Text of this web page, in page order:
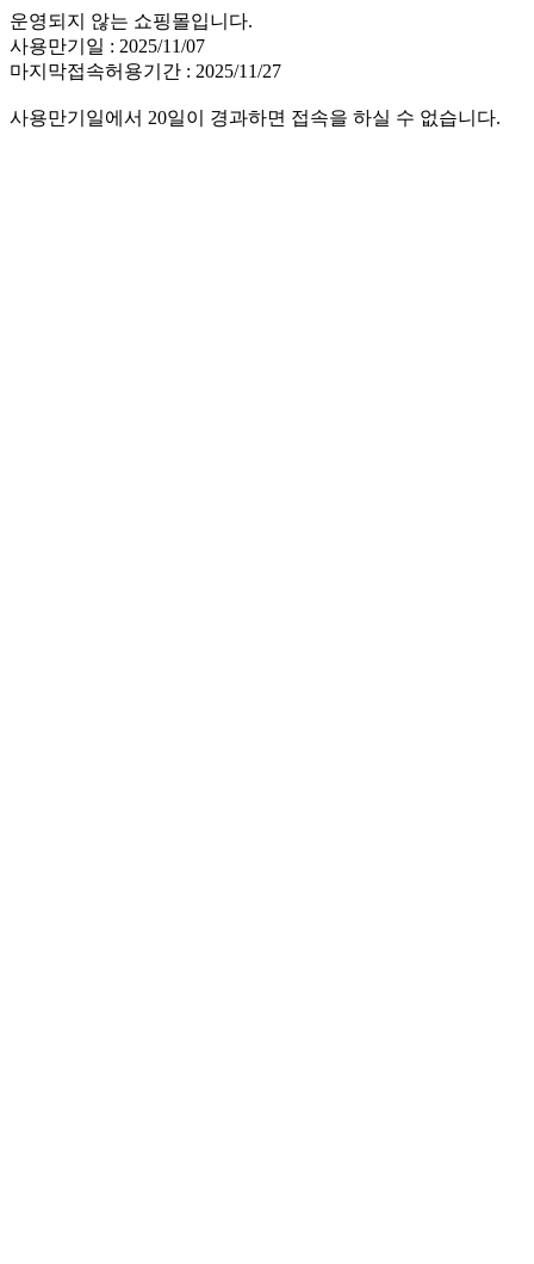
운영되지 않는 쇼핑몰입니다.
사용만기일 : 2025/11/07
마지막접속허용기간 : 2025/11/27
사용만기일에서 20일이 경과하면 접속을 하실 수 없습니다.